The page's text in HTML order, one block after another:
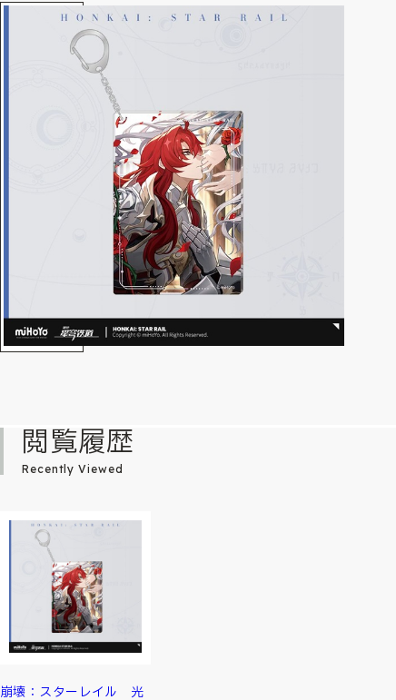
閲覧履歴
Recently Viewed
崩壊：スターレイル 光